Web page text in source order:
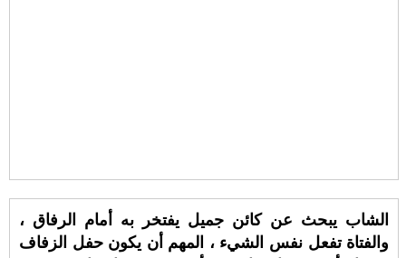
الشاب يبحث عن كائن جميل يفتخر به أمام الرفاق ،
والفتاة تفعل نفس الشيء ، المهم أن يكون حفل الزفاف